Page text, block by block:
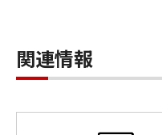
関連情報